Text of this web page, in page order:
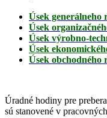
Úsek generálneho
Úsek
Úsek výrobno-
Úsek
Úsek obchodného
Úradné hodiny pre
sú stanovené v